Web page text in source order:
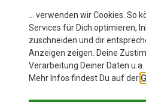
… verwenden wir Cookies. So
Services für Dich optimieren,
zuschneiden und dir
Anzeigen zeigen. Deine
Verarbeitung Deiner Daten u.a.
Mehr Infos findest Du auf der